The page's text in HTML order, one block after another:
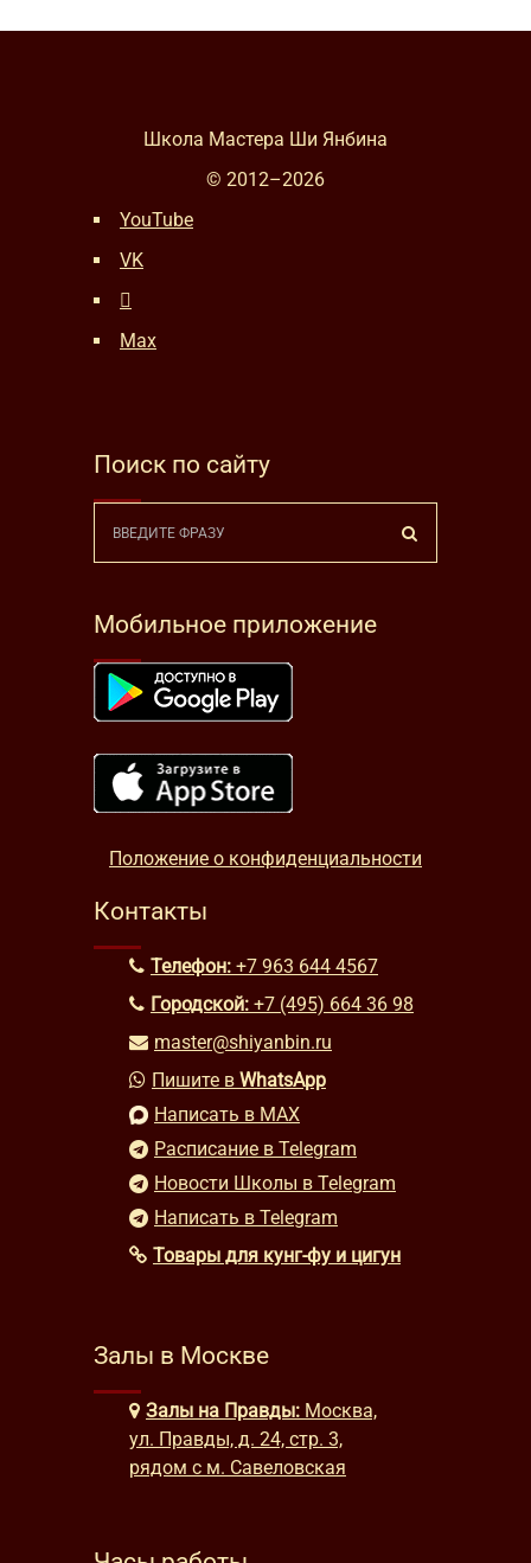
Школа Мастера Ши Янбина
© 2012–2026
YouTube
VK
Max
Поиск по сайту
Мобильное приложение
Положение о конфиденциальности
Контакты
Телефон: +7 963 644 4567
Городской: +7 (495) 664 36 98
master@shiyanbin.ru
Пишите в WhatsApp
Написать в MAX
Расписание в Telegram
Новости Школы в Telegram
Написать в Telegram
Товары для кунг-фу и цигун
Залы в Москве
Залы на Правды: Москва,
ул. Правды, д. 24, стр. 3,
рядом с м. Савеловская